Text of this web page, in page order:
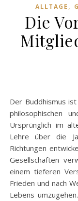
ALLTAGE ,
Die
Der Buddhismus ist eine der ältesten und tiefgründigsten
philosophischen
Ursprünglich im
Lehre über die
Richtungen
Gesellschaften
einem tieferen
Frieden und nach
Lebens